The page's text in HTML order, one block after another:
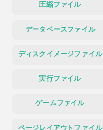
圧縮ファイル
データベースファイル
ディスクイメージファイル
実行ファイル
ゲームファイル
ページレイアウトファイル